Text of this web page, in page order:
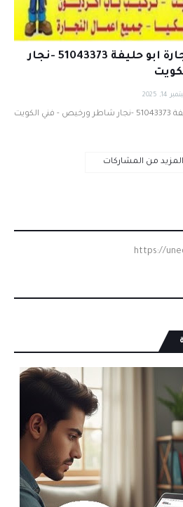
نجار ابو حليفة - فني نجارة ابو حليفة 51043373 -نجار
14, 2025
نجار ابو حليفة - فني نجارة ابو حليفة 51043373 -نجار شاطر ورخيص - فني الكويت
من المشاركات
https://